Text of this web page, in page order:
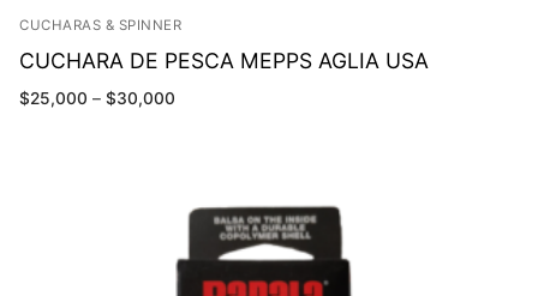
CUCHARAS & SPINNER
CUCHARA DE PESCA MEPPS AGLIA USA
$25,000 – $30,000